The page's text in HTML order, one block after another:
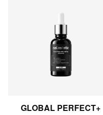
GLOBAL PERFECT+